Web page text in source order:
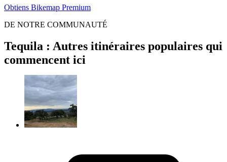
Obtiens Bikemap Premium
DE NOTRE COMMUNAUTÉ
Tequila : Autres itinéraires populaires qui
commencent ici